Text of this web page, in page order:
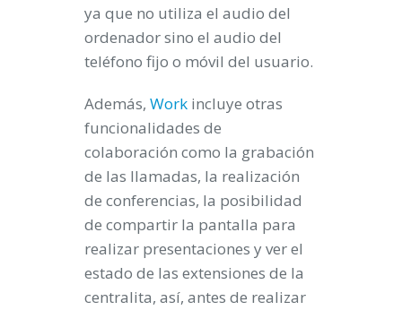
ya que no utiliza el audio del
ordenador sino el audio del
teléfono fijo o móvil del usuario.
Además, Work incluye otras
funcionalidades de
colaboración como la grabación
de las llamadas, la realización
de conferencias, la posibilidad
de compartir la pantalla para
realizar presentaciones y ver el
estado de las extensiones de la
centralita, así, antes de realizar